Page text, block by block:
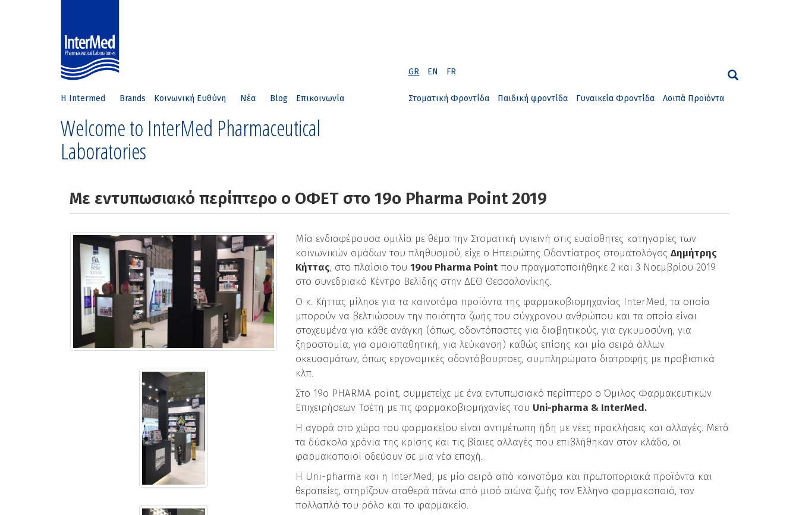
GR EN FR
Η Intermed Brands Κοινωνική Ευθύνη Νέα Blog Επικοινωνία
Welcome to InterMed Pharmaceutical
Laboratories
Στοματική Φροντίδα Παιδική φροντίδα Γυναικεία Φροντίδα Λοιπά Προϊόντα
Με εντυπωσιακό περίπτερο ο ΟΦΕΤ στο 19ο Pharma Point 2019
Μία ενδιαφέρουσα ομιλία με θέμα την Στοματική υγιεινή στις ευαίσθητες κατηγορίες των
κοινωνικών ομάδων του πληθυσμού, είχε ο Ηπειρώτης Οδοντίατρος στοματολόγος Δημήτρης
Κήττας, στο πλαίσιο του 19ου Pharma Point που πραγματοποιήθηκε 2 και 3 Νοεμβρίου 2019
στο συνεδριακό Κέντρο Βελίδης στην ΔΕΘ Θεσσαλονίκης.
Ο κ. Κήττας μίλησε για τα καινοτόμα προϊόντα της φαρμακοβιομηχανίας InterMed, τα οποία
μπορούν να βελτιώσουν την ποιότητα ζωής του σύγχρονου ανθρώπου και τα οποία είναι
στοχευμένα για κάθε ανάγκη (όπως, οδοντόπαστες για διαβητικούς, για εγκυμοσύνη, για
ξηροστομία, για ομοιοπαθητική, για λεύκανση) καθώς επίσης και μία σειρά άλλων
σκευασμάτων, όπως εργονομικές οδοντόβουρτσες, συμπληρώματα διατροφής με προβιοτικά
κλπ.
Στο 19o PHARMA point, συμμετείχε με ένα εντυπωσιακό περίπτερο ο Όμιλος Φαρμακευτικών
Επιχειρήσεων Τσέτη με τις φαρμακοβιομηχανίες του Uni-pharma & InterMed.
Η αγορά στο χώρο του φαρμακείου είναι αντιμέτωπη ήδη με νέες προκλήσεις και αλλαγές. Μετά
τα δύσκολα χρόνια της κρίσης και τις βίαιες αλλαγές που επιβλήθηκαν στον κλάδο, οι
φαρμακοποιοί οδεύουν σε μια νέα εποχή.
Η Uni-pharma και η InterMed, με μία σειρά από καινοτόμα και πρωτοποριακά προϊόντα και
θεραπείες, στηρίζουν σταθερά πάνω από μισό αιώνα ζωής τον Έλληνα φαρμακοποιό, τον
πολλαπλό του ρόλο και το φαρμακείο.